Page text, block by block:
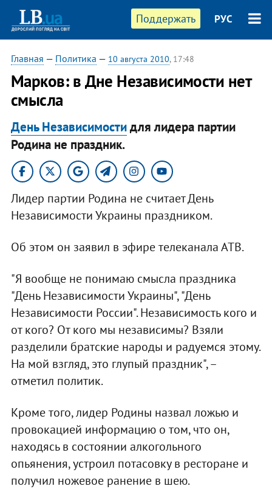
Поддержать РУС
Главная — Политика — 10 августа 2010, 17:48
Марков: в Дне Независимости нет
смысла
День Независимостидля лидера партии
Родина не праздник.
Лидер партии Родина не считает День
Независимости Украины праздником.
Об этом он заявил в эфире телеканала АТВ.
"Я вообще не понимаю смысла праздника
"День Независимости Украины", "День
Независимости России". Независимость кого и
от кого? От кого мы независимы? Взяли
разделили братские народы и радуемся этому.
На мой взгляд, это глупый праздник", –
отметил политик.
Кроме того, лидер Родины назвал ложью и
провокацией информацию о том, что он,
находясь в состоянии алкогольного
опьянения, устроил потасовку в ресторане и
получил ножевое ранение в шею.